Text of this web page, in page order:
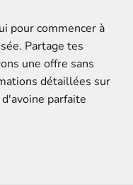
pour commencer à
Partage tes
une offre sans
détaillées sur
parfaite